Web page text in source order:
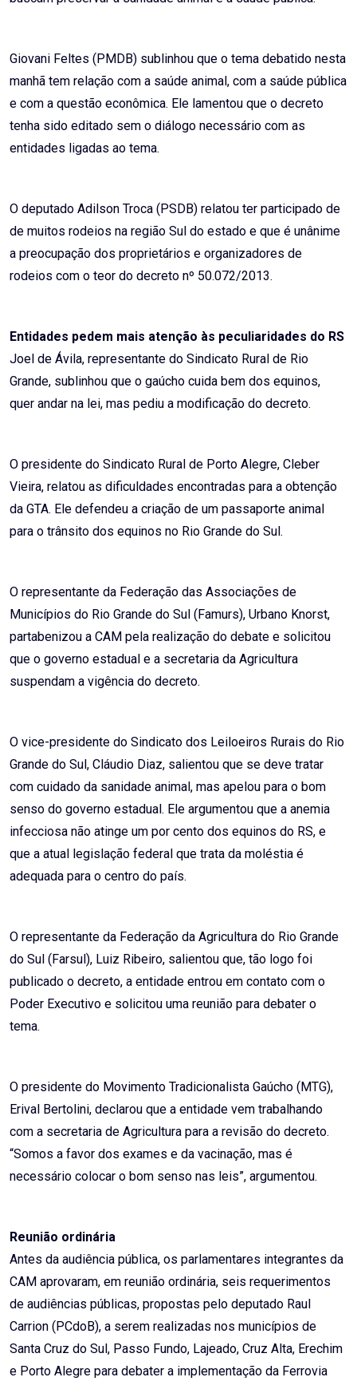
Giovani Feltes (PMDB) sublinhou que o tema debatido nesta
manhã tem relação com a saúde animal, com a saúde pública
e com a questão econômica. Ele lamentou que o decreto
tenha sido editado sem o diálogo necessário com as
entidades ligadas ao tema.
O deputado Adilson Troca (PSDB) relatou ter participado de
de muitos rodeios na região Sul do estado e que é unânime
a preocupação dos proprietários e organizadores de
rodeios com o teor do decreto nº 50.072/2013.
Entidades pedem mais atenção às peculiaridades do RS
Joel de Ávila, representante do Sindicato Rural de Rio
Grande, sublinhou que o gaúcho cuida bem dos equinos,
quer andar na lei, mas pediu a modificação do decreto.
O presidente do Sindicato Rural de Porto Alegre, Cleber
Vieira, relatou as dificuldades encontradas para a obtenção
da GTA. Ele defendeu a criação de um passaporte animal
para o trânsito dos equinos no Rio Grande do Sul.
O representante da Federação das Associações de
Municípios do Rio Grande do Sul (Famurs), Urbano Knorst,
partabenizou a CAM pela realização do debate e solicitou
que o governo estadual e a secretaria da Agricultura
suspendam a vigência do decreto.
O vice-presidente do Sindicato dos Leiloeiros Rurais do Rio
Grande do Sul, Cláudio Diaz, salientou que se deve tratar
com cuidado da sanidade animal, mas apelou para o bom
senso do governo estadual. Ele argumentou que a anemia
infecciosa não atinge um por cento dos equinos do RS, e
que a atual legislação federal que trata da moléstia é
adequada para o centro do país.
O representante da Federação da Agricultura do Rio Grande
do Sul (Farsul), Luiz Ribeiro, salientou que, tão logo foi
publicado o decreto, a entidade entrou em contato com o
Poder Executivo e solicitou uma reunião para debater o
tema.
O presidente do Movimento Tradicionalista Gaúcho (MTG),
Erival Bertolini, declarou que a entidade vem trabalhando
com a secretaria de Agricultura para a revisão do decreto.
“Somos a favor dos exames e da vacinação, mas é
necessário colocar o bom senso nas leis”, argumentou.
Reunião ordinária
Antes da audiência pública, os parlamentares integrantes da
CAM aprovaram, em reunião ordinária, seis requerimentos
de audiências públicas, propostas pelo deputado Raul
Carrion (PCdoB), a serem realizadas nos municípios de
Santa Cruz do Sul, Passo Fundo, Lajeado, Cruz Alta, Erechim
e Porto Alegre para debater a implementação da Ferrovia